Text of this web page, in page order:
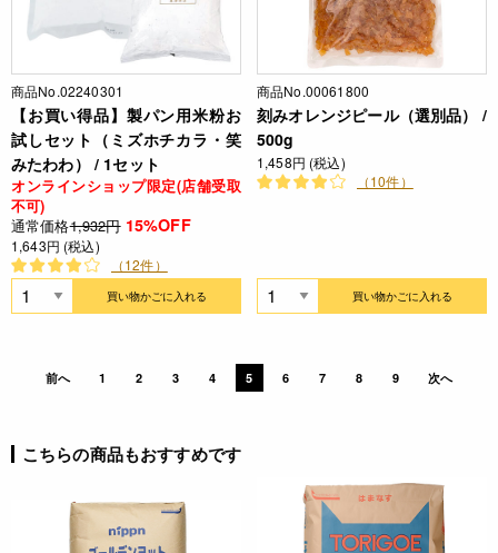
商品No.02240301
【お買い得品】製パン用米粉お
試しセット（ミズホチカラ・笑
みたわわ） / 1セット
オンラインショップ限定(店舗受取
不可)
通常価格1,932円 15%OFF
1,643円 (税込)
（12件）
買い物かごに入れる
商品No.00061800
刻みオレンジピール（選別品） /
500g
1,458円 (税込)
（10件）
買い物かごに入れる
前へ 1 2 3 4 5 6 7 8 9 次へ
こちらの商品もおすすめです